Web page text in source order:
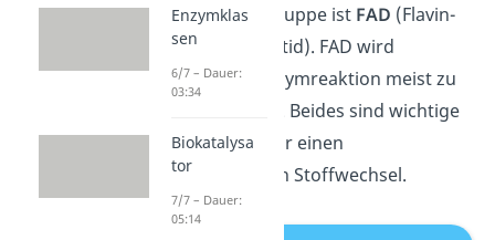
prosthetische Gruppe ist FAD (Flavin-
Adenin-Dinukleotid). FAD wird
während der Enzymreaktion meist zu
reduziert. Beides sind wichtige
Komponenten für einen
funktionierenden Stoffwechsel.
Enzymklas
sen
6/7 – Dauer:
03:34
Biokatalysa
tor
7/7 – Dauer:
05:14